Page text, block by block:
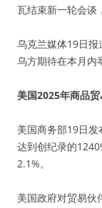
瓦结束新一轮会谈
乌克兰媒体19日报
乌方期待在本月内
美国2025年商品
美国商务部19日
达到创纪录的
2.1%。
美国政府对贸易伙